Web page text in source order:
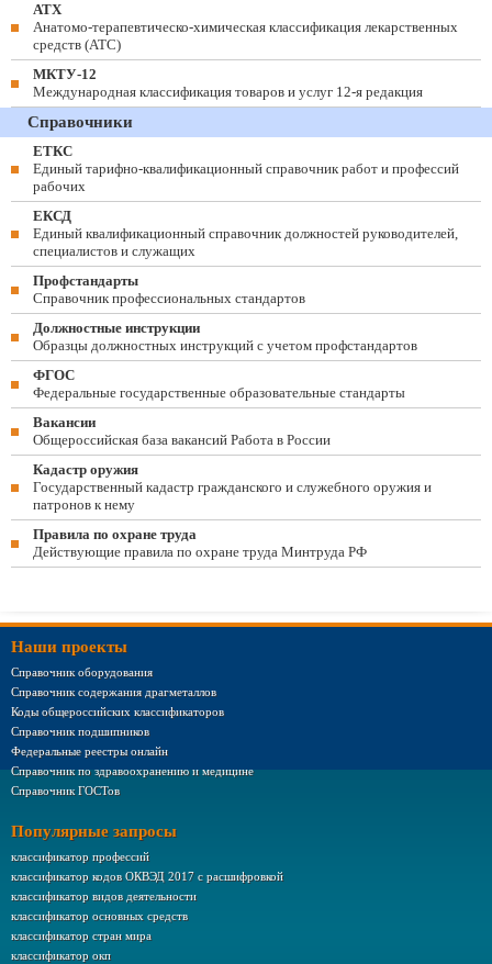
АТХ
Анатомо-терапевтическо-химическая классификация лекарственных
средств (ATC)
МКТУ-12
Международная классификация товаров и услуг 12-я редакция
Справочники
ЕТКС
Единый тарифно-квалификационный справочник работ и профессий
рабочих
ЕКСД
Единый квалификационный справочник должностей руководителей,
специалистов и служащих
Профстандарты
Справочник профессиональных стандартов
Должностные инструкции
Образцы должностных инструкций с учетом профстандартов
ФГОС
Федеральные государственные образовательные стандарты
Вакансии
Общероссийская база вакансий Работа в России
Кадастр оружия
Государственный кадастр гражданского и служебного оружия и
патронов к нему
Правила по охране труда
Действующие правила по охране труда Минтруда РФ
Наши проекты
Справочник оборудования
Справочник содержания драгметаллов
Коды общероссийских классификаторов
Справочник подшипников
Федеральные реестры онлайн
Справочник по здравоохранению и медицине
Справочник ГОСТов
Популярные запросы
классификатор профессий
классификатор кодов ОКВЭД 2017 с расшифровкой
классификатор видов деятельности
классификатор основных средств
классификатор стран мира
классификатор окп